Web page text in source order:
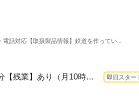
電話対応【取扱製品情報】鉄道を作ってい...
長期 即日〜 / 08：00～17：00【休憩時間備考】60分【残業】あり（月10時間以上）≪ス... 即日スター